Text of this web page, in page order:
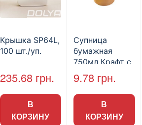
Крышка SP64L,
100 шт./уп.
235.68 грн.
В
КОРЗИНУ
Супница
бумажная
750мл Крафт с
крышкой PP
(50шт/пак)
9.78 грн.
В
КОРЗИНУ